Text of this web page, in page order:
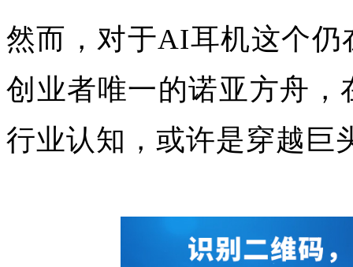
然而，对于AI耳机这个
创业者唯一的诺亚方舟
行业认知，或许是穿越巨